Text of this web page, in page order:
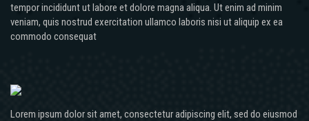
tempor incididunt ut labore et dolore magna aliqua. Ut enim ad minim
veniam, quis nostrud exercitation ullamco laboris nisi ut aliquip ex ea
commodo consequat
Lorem ipsum dolor sit amet, consectetur adipiscing elit, sed do eiusmod